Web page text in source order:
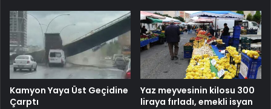
Kamyon Yaya Üst Geçidine
Çarptı
Yaz meyvesinin kilosu 300
liraya fırladı, emekli isyan